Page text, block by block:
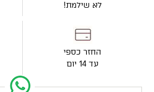
לא שילמת!
החזר כספי
עד 14 יום